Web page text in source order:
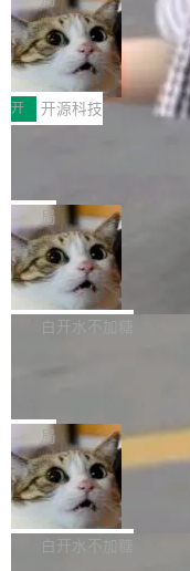
哪些组合有效，作者说
者部落知识"。 换个写
变体：Switchable...
有科技公司做的一样。
样。这是 Sandstorm.io
那个创业公司。不同的
lare Workers 上——我花
——并且深度集成了 AI。
Workers 和 Durable
计思路很直接：每个对
数据库，按名称寻址，
存储库里。节点之间只
没有控制平面，没有共
个小型数据库，应用天
库的竞争和爆炸半径问
了。 闲置的 cell 会休眠
l 迁移或唤醒时，新宿主
库继续执行。存储库是持
鲁大师7月新机性能/
性能、流畅双第一，
新折叠缺席
2026年7月的手机市场
增，手机厂商的日子也
放缓，因此硝烟味淡了
高价的三星折叠（三星
Fold8 / Z Flip8）外，
例如iQOO Z11i、
te 17 Pro、OPPO K15
样的次旗舰。 Galaxy
Z Flip8三款折叠屏新机
部搭载骁龙8 Elite
开 开源科技
Zed 编辑器团队发布了
个在 git commit 之间记
本控制系统。目前处于
ltaDB 的核心思路直接写
眼的位置：「Software
mits」——软件是在
是把这段空隙补上。 回
aDB 捕获 commit 之间
局
SpaceXAI 单季资本开
根据风险投资人Tomer
析）披露的最新分析与
微软同期总资本开支的
bet、微软以及 Meta 等
ceXAI的资金消耗速度尤
撑庞大支出的资金来源
貌。数据显示，微软和
白开水不加糖
一个在终端里运行的编
1.2，驱动这个 agent 的
你可以用 curl -fsSL
sh | bash 安装一个能在
代码、验证结果的 AI 终
局
美团开源 LoHoSearch
准 AI 能力认知
机器出题的前提，是让
构建流程可以分为四个
白开水不加糖